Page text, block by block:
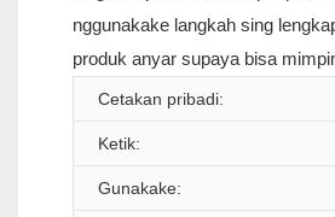
nggunakake langkah sing
produk anyar supaya bisa
Cetakan pribadi:
Ketik:
Gunakake: